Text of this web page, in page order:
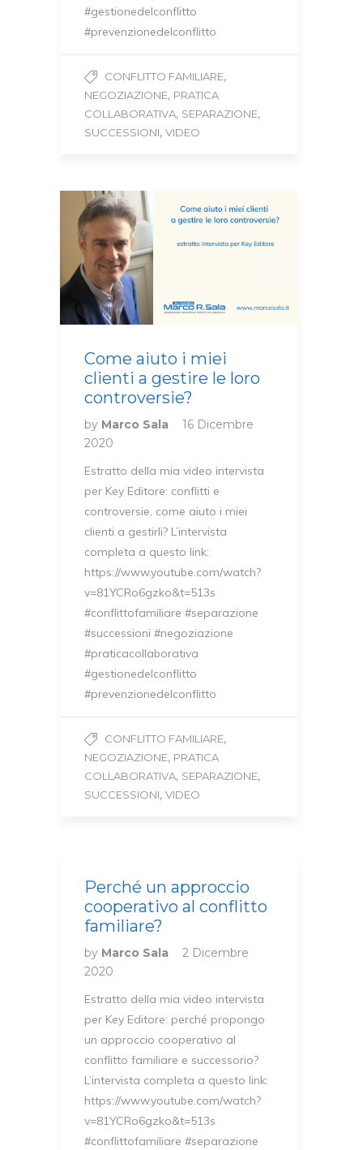
#gestionedelconflitto
#prevenzionedelconflitto
CONFLITTO FAMILIARE,
NEGOZIAZIONE, PRATICA
COLLABORATIVA, SEPARAZIONE,
SUCCESSIONI, VIDEO
Come aiuto i miei
clienti a gestire le loro
controversie?
by Marco Sala
16 Dicembre
2020
Estratto della mia video intervista
per Key Editore: conflitti e
controversie, come aiuto i miei
clienti a gestirli? L’intervista
completa a questo link:
https://www.youtube.com/watch?
v=81YCRo6gzko&t=513s
#conflittofamiliare #separazione
#successioni #negoziazione
#praticacollaborativa
#gestionedelconflitto
#prevenzionedelconflitto
CONFLITTO FAMILIARE,
NEGOZIAZIONE, PRATICA
COLLABORATIVA, SEPARAZIONE,
SUCCESSIONI, VIDEO
Perché un approccio
cooperativo al conflitto
familiare?
by Marco Sala
2 Dicembre
2020
Estratto della mia video intervista
per Key Editore: perché propongo
un approccio cooperativo al
conflitto familiare e successorio?
L’intervista completa a questo link:
https://www.youtube.com/watch?
v=81YCRo6gzko&t=513s
#conflittofamiliare #separazione